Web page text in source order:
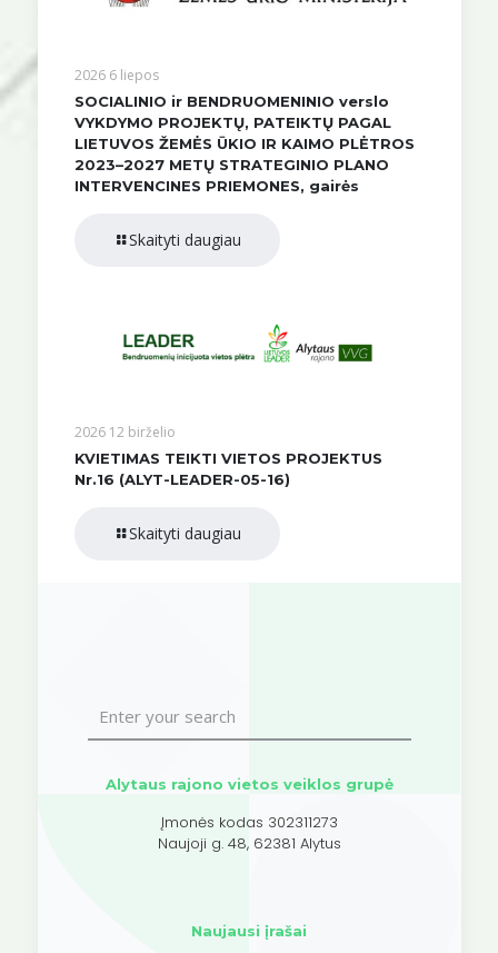
2026 6 liepos
SOCIALINIO ir BENDRUOMENINIO verslo
VYKDYMO PROJEKTŲ, PATEIKTŲ PAGAL
LIETUVOS ŽEMĖS ŪKIO IR KAIMO PLĖTROS
2023–2027 METŲ STRATEGINIO PLANO
INTERVENCINES PRIEMONES, gairės
Skaityti daugiau
2026 12 birželio
KVIETIMAS TEIKTI VIETOS PROJEKTUS
Nr.16 (ALYT-LEADER-05-16)
Skaityti daugiau
Alytaus rajono vietos veiklos grupė
Įmonės kodas 302311273
Naujoji g. 48, 62381 Alytus
Naujausi įrašai